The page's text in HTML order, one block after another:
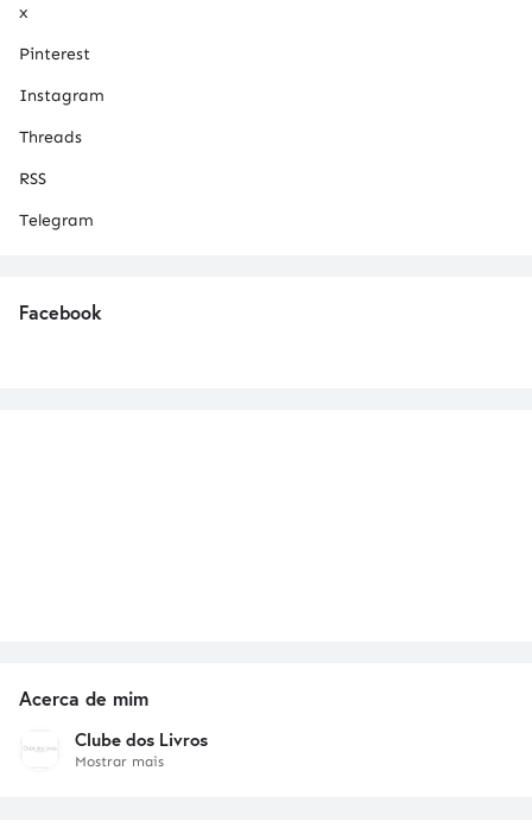
x
Pinterest
Instagram
Threads
RSS
Telegram
Facebook
Acerca de mim
Clube dos Livros
Mostrar mais